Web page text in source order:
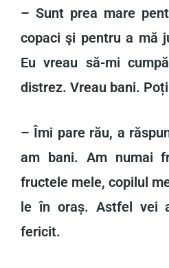
– Sunt prea mare
copaci şi pentru a mă
Eu vreau să-mi
distrez. Vreau bani.
– Îmi pare rău, a
am bani. Am numai
fructele mele, copilul
le în oraș. Astfel vei
fericit.